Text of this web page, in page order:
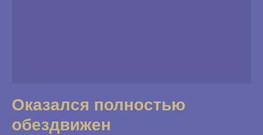
Оказался полностью
обездвижен